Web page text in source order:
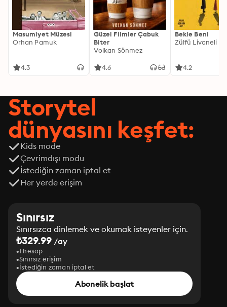
Masumiyet Müzesi
Orhan Pamuk
4.3
Güzel Filmler Çabuk
Biter
Volkan Sönmez
4.6
Bekle Beni
Zülfü Livaneli
4.2
Storytel
dünyasını keşfet:
Kids mode
Çevrimdışı modu
İstediğin zaman iptal et
Her yerde erişim
Sınırsız
Sınırsızca dinlemek ve okumak isteyenler için.
₺329.99 /ay
1 hesap
Sınırsız erişim
İstediğin zaman iptal et
Abonelik başlat